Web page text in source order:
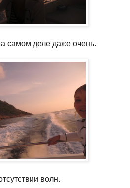
самом деле даже очень.
волн.